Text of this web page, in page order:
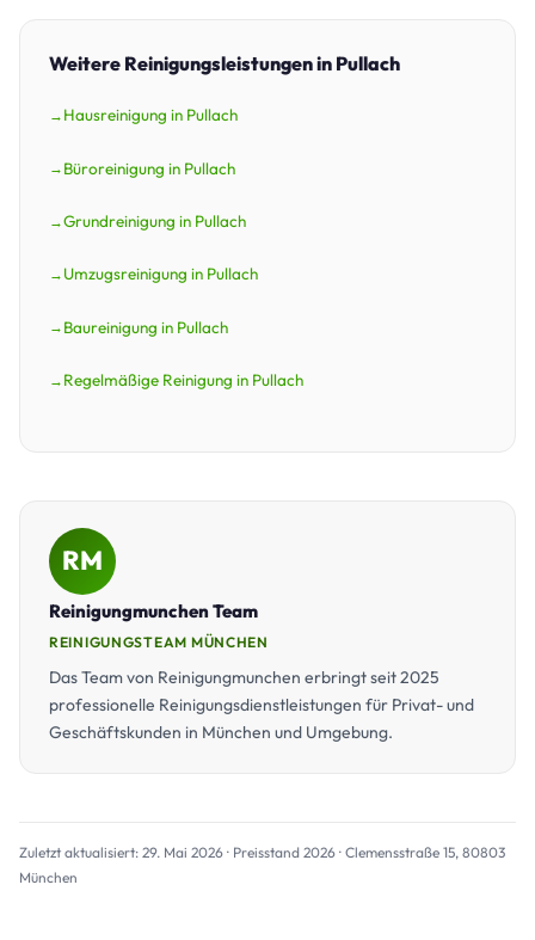
Weitere Reinigungsleistungen in Pullach
Hausreinigung in Pullach
Büroreinigung in Pullach
Grundreinigung in Pullach
Umzugsreinigung in Pullach
Baureinigung in Pullach
Regelmäßige Reinigung in Pullach
RM
Reinigungmunchen Team
REINIGUNGSTEAM MÜNCHEN
Das Team von Reinigungmunchen erbringt seit 2025
professionelle Reinigungsdienstleistungen für Privat- und
Geschäftskunden in München und Umgebung.
Zuletzt aktualisiert: 29. Mai 2026 · Preisstand 2026 · Clemensstraße 15, 80803
München